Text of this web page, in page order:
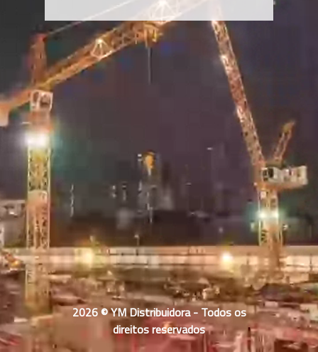
2026 © YM Distribuidora - Todos os
direitos reservados